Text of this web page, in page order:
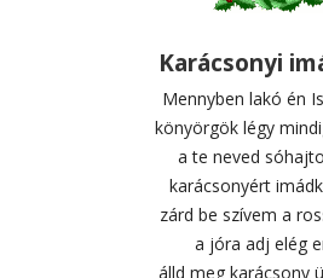
Karácsonyi
Mennyben lakó én
könyörgök légy
a te neved
karácsonyért
zárd be szívem a
a jóra adj elég
álld meg karácsony